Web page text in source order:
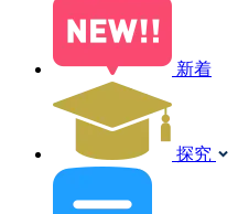
新着
探究